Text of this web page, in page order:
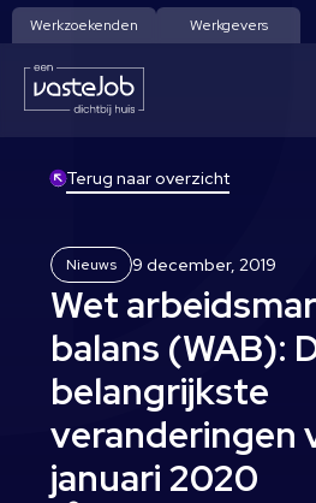
Werkzoekenden Werkgevers
Terug naar overzicht
Nieuws 9 december, 2019
Wet
balans (WAB):
belangrijkste
veranderingen
januari 2020